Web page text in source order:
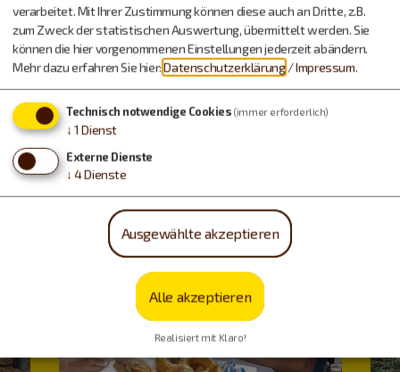
Urlaub machen, essen,
trinken…
verarbeitet. Mit Ihrer Zustimmung können diese auch an Dritte, z.B.
zum Zweck der statistischen Auswertung, übermittelt werden. Sie
können die hier vorgenommenen Einstellungen jederzeit abändern.
Mehr dazu erfahren Sie hier:Datenschutzerklärung /Impressum.
Technisch notwendige Cookies (immer erforderlich)
↓ 1 Dienst
Externe Dienste
↓ 4Dienste
Ausgewählte akzeptieren
Alle akzeptieren
Realisiert mit Klaro!